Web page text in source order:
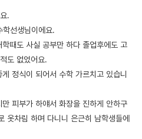
.
선생님이에요.
때도 사실 공부만 하다 졸업후에도 고
도 없었어요.
정식이 되어서 수학 가르치고 있습니
피부가 하얘서 화장을 진하게 안하구
옷차림 하며 다니니 은근히 남학생들에